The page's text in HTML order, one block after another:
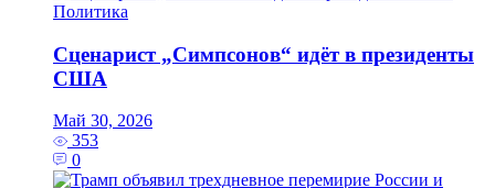
Политика
Сценарист „Симпсонов“ идёт в президенты
США
Май 30, 2026
353
0